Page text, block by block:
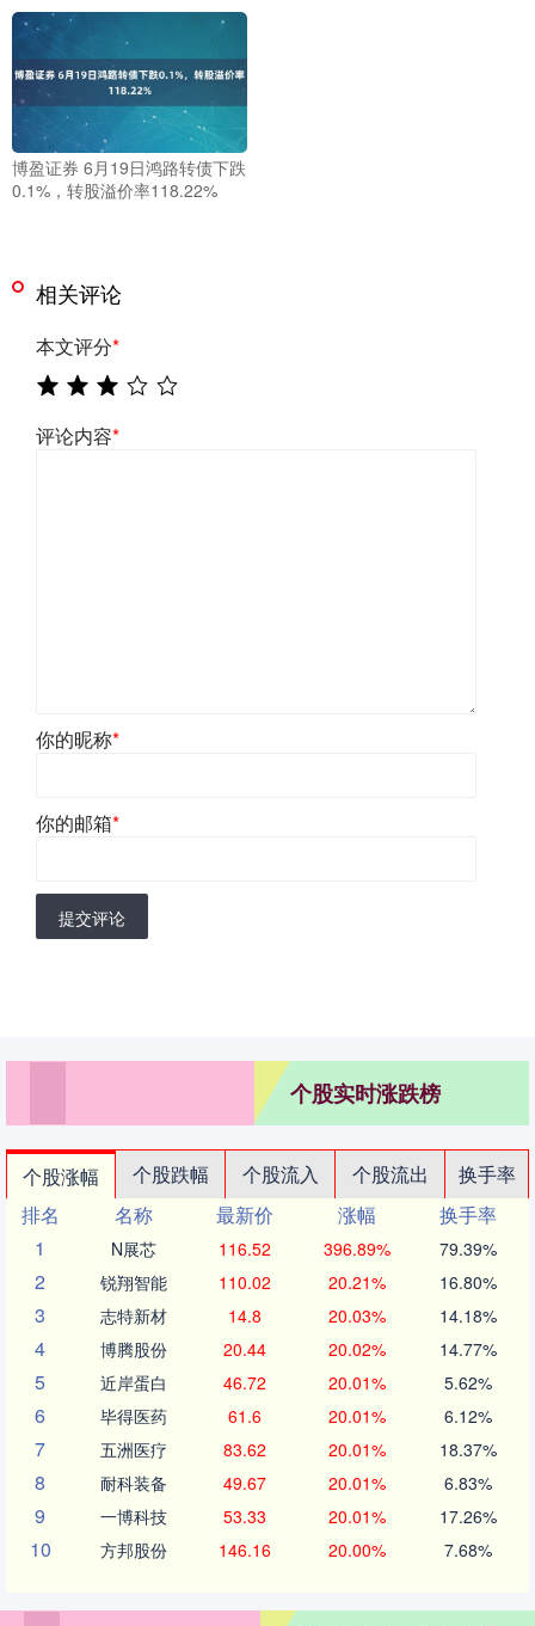
博盈证券 6月19日鸿路转债下跌
0.1%，转股溢价率118.22%
相关评论
本文评分*
评论内容*
你的昵称*
你的邮箱*
提交评论
个股实时涨跌榜
个股涨幅 个股跌幅 个股流入 个股流出
换手率
排名
名称 最新价 涨幅
换手率
1
N展芯 116.52 396.89% 79.39%
2 锐翔智能 110.02 20.21% 16.80%
3 志特新材 14.8 20.03% 14.18%
4 博腾股份 20.44 20.02% 14.77%
5 近岸蛋白 46.72 20.01% 5.62%
6 毕得医药 61.6 20.01% 6.12%
7 五洲医疗 83.62 20.01% 18.37%
8 耐科装备 49.67 20.01% 6.83%
9 一博科技 53.33 20.01% 17.26%
10 方邦股份 146.16 20.00% 7.68%